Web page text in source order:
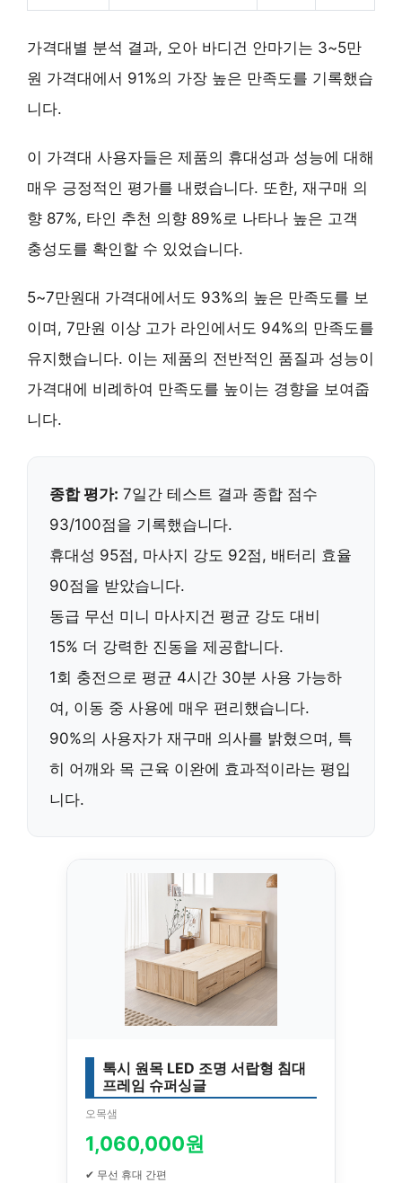
가격대별 분석 결과, 오아 바디건 안마기는 3~5만
원 가격대에서 91%의 가장 높은 만족도를 기록했습
니다.
이 가격대 사용자들은 제품의 휴대성과 성능에 대해
매우 긍정적인 평가를 내렸습니다. 또한, 재구매 의
향 87%, 타인 추천 의향 89% 로 나타나 높은 고객
충성도를 확인할 수 있었습니다.
5~7만원대 가격대에서도 93%의 높은 만족도를 보
이며, 7만원 이상 고가 라인에서도 94%의 만족도를
유지했습니다. 이는 제품의 전반적인 품질과 성능이
가격대에 비례하여 만족도를 높이는 경향을 보여줍
니다.
종합 평가: 7일간 테스트 결과 종합 점수
93/100점을 기록했습니다.
휴대성 95점, 마사지 강도 92점, 배터리 효율
90점을 받았습니다.
동급 무선 미니 마사지건 평균 강도 대비
15% 더 강력한 진동을 제공합니다.
1회 충전으로 평균 4시간 30분 사용 가능하
여, 이동 중 사용에 매우 편리했습니다.
90%의 사용자가 재구매 의사를 밝혔으며, 특
히 어깨와 목 근육 이완에 효과적이라는 평입
니다.
톡시 원목 LED 조명 서랍형 침대
프레임 슈퍼싱글
오목샘
1,060,000원
✔ 무선 휴대 간편